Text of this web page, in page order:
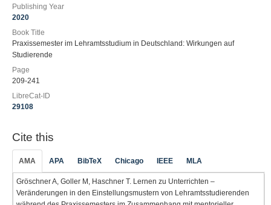
Publishing Year
2020
Book Title
Praxissemester im Lehramtsstudium in Deutschland: Wirkungen auf
Studierende
Page
209-241
LibreCat-ID
29108
Cite this
AMA APA BibTeX Chicago IEEE MLA
Gröschner A, Goller M, Haschner T. Lernen zu Unterrichten –
Veränderungen in den Einstellungsmustern von Lehramtsstudierenden